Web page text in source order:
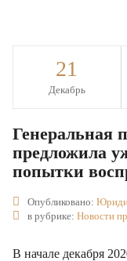
21
Декабрь
Генеральная
предложила
попытки
Опубликовано:
в рубрике: Новости
В начале декабря